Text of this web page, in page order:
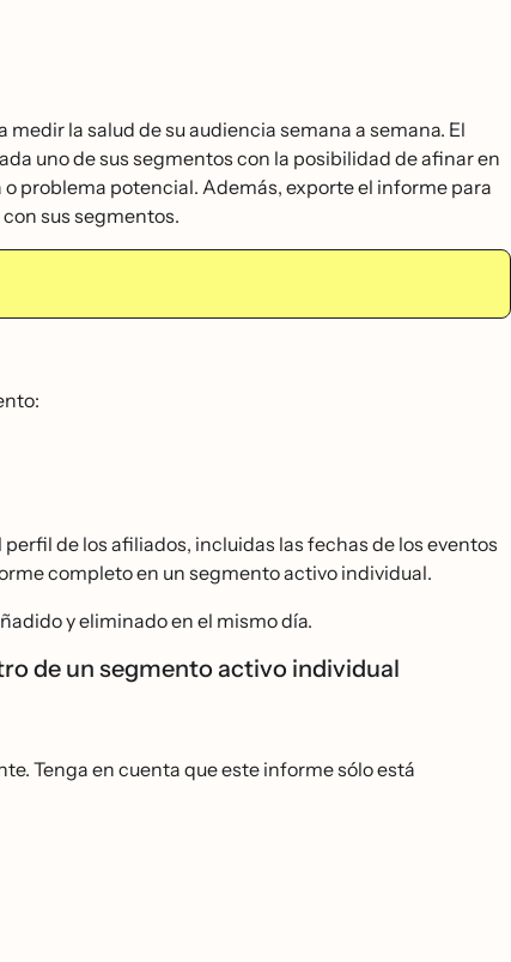
la salud de su audiencia semana a semana. El
uno de sus segmentos con la posibilidad de afinar en
problema potencial. Además, exporte el informe para
sus segmentos.
de los afiliados, incluidas las fechas de los eventos
completo en un segmento activo individual.
y eliminado en el mismo día.
de un segmento activo individual
Tenga en cuenta que este informe sólo está